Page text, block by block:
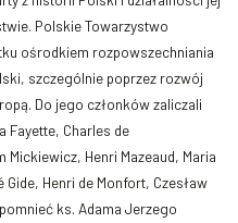
Polskie Towarzystwo
ośrodkiem rozpowszechniania
szczególnie poprzez rozwój
Do jego członków zaliczali
Fayette, Charles de
Mickiewicz, Henri Mazeaud, Maria
Henri de Monfort, Czesław
ks. Adama Jerzego